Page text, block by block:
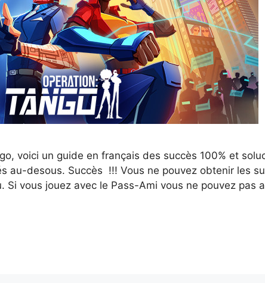
voici un guide en français des succès 100% et
au-desous. Succès !!! Vous ne pouvez obtenir les
Si vous jouez avec le Pass-Ami vous ne pouvez pas